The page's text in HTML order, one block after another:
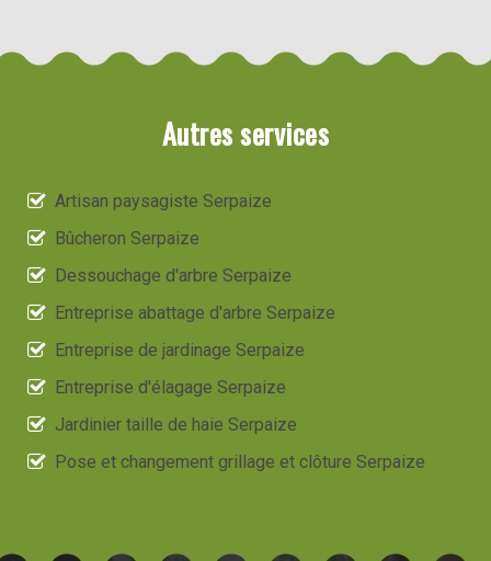
Autres services
Artisan paysagiste Serpaize
Bûcheron Serpaize
Dessouchage d'arbre Serpaize
Entreprise abattage d'arbre Serpaize
Entreprise de jardinage Serpaize
Entreprise d'élagage Serpaize
Jardinier taille de haie Serpaize
Pose et changement grillage et clôture Serpaize